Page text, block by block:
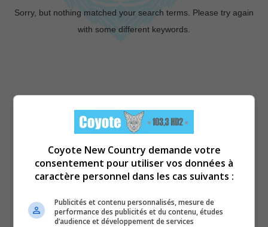
Sorry, but nothing matched your search terms. Please try again
with some different keywords.
Coyote New Country demande votre
consentement pour utiliser vos données à
caractère personnel dans les cas suivants :
Publicités et contenu personnalisés, mesure de
performance des publicités et du contenu, études
d’audience et développement de services